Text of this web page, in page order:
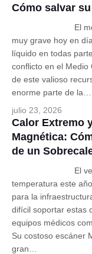
Cómo salvar
El
muy grave hoy en
líquido en todas
conflicto en el Medio
de este valioso
enorme parte de la…
julio 23, 2026
Calor Extremo
Magnética:
de un
El
temperatura este
para la
difícil soportar estas
equipos médicos
Su costoso escáner
gran…